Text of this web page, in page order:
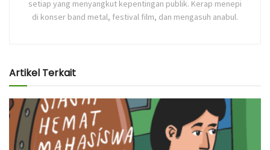
setiap yang menyangkut kepentingan publik. Kerap menepi
di konser band metal, festival film, dan mengasuh anabul.
Artikel Terkait